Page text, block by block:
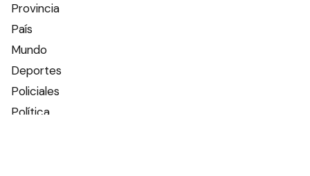
Provincia
País
Mundo
Deportes
Policiales
Política